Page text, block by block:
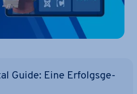
Guide: Eine Er­folgs­ge­